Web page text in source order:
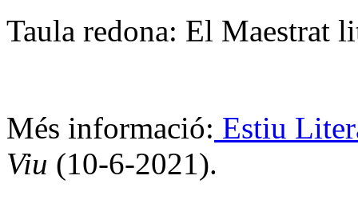
Taula redona: El Maestrat
Més informació: Estiu
Viu (10-6-2021).